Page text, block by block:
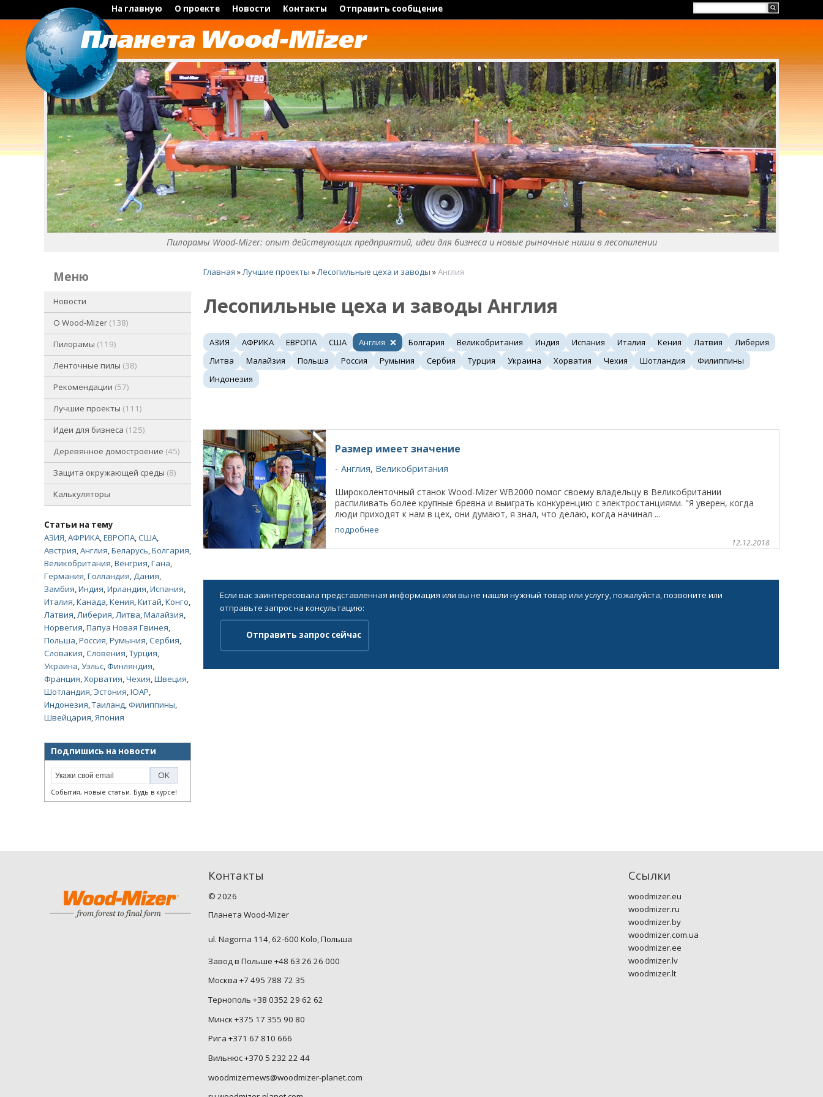
На главную О проекте Новости Контакты Отправить сообщение
Пилорамы Wood-Mizer: опыт действующих предприятий, идеи для бизнеса и новые рыночные ниши в лесопилении
меню
Новости
O Wood-Mizer 138
Пилорамы 119
Ленточные пилы 38
Рекомендации 57
Лучшие проекты 111
Идеи для бизнеса 125
Деревянное домостроение 45
Защита окружающей среды 8
Калькуляторы
Статьи на тему
АЗИЯ,АФРИКА,ЕВРОПА,США,
Австрия,Англия,Беларусь,Болгария,
Великобритания,Венгрия,Гана,
Германия,Голландия,Дания,
Замбия,Индия,Ирландия,Испания,
Италия,Канада,Кения,Китай,Конго,
Латвия,Либерия,Литва,Малайзия,
Норвегия,Папуа Новая Гвинея,
Польша,Россия,Румыния,Сербия,
Словакия,Словения,Турция,
Украина,Уэльс,Финляндия,
Франция,Хорватия,Чехия,Швеция,
Шотландия, Эстония,ЮАР,
Индонезия,Таиланд,Филиппины,
Швейцария,Япония
Подпишись на новости
События, новые статьи. Будь в курсе!
Главная »Лучшие проекты »Лесопильные цеха и заводы »Англия
Лесопильные цеха и заводы Англия
АЗИЯ АФРИКА ЕВРОПА США Англия Болгария Великобритания Индия Испания Италия Кения Латвия
Либерия
Литва
Малайзия Польша Россия Румыния Сербия Турция Украина Хорватия Чехия Шотландия
Филиппины
Индонезия
Размер имеет значение
Англия, Великобритания
Широколенточный станок Wood-Mizer WB2000 помог своему владельцу в Великобритании
распиливать более крупные бревна и выиграть конкуренцию с электростанциями. "Я уверен, когда
люди приходят к нам в цех, они думают, я знал, что делаю, когда начинал ...
подробнее
12.12.2018
Если вас заинтересовала представленная информация или вы не нашли нужный товар или услугу, пожалуйста, позвоните или
отправьте запрос на консультацию:
Отправить запрос сейчас
Контакты Ссылки
© 2026
Планета Wood-Mizer
ul. Nagorna 114, 62-600 Kolo, Польша
Завод в Польше +48 63 26 26 000
Москва +7 495 788 72 35
Тернополь +38 0352 29 62 62
Минск +375 17 355 90 80
Рига +371 67 810 666
Вильнюс +370 5 232 22 44
woodmizernews@woodmizer-planet.com
woodmizer.eu
woodmizer.ru
woodmizer.by
woodmizer.com.ua
woodmizer.ee
woodmizer.lv
woodmizer.lt